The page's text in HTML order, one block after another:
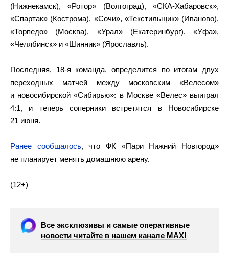
(Нижнекамск), «Ротор» (Волгоград), «СКА-Хабаровск»,
«Спартак» (Кострома), «Сочи», «Текстильщик» (Иваново),
«Торпедо» (Москва), «Урал» (Екатеринбург), «Уфа»,
«Челябинск» и «Шинник» (Ярославль).
Последняя, 18‑я команда, определится по итогам двух
переходных матчей между московским «Велесом»
и новосибирской «Сибирью»: в Москве «Велес» выиграл
4:1, и теперь соперники встретятся в Новосибирске
21 июня.
Ранее сообщалось, что ФК «Пари Нижний Новгород»
не планирует менять домашнюю арену.
(12+)
Все эксклюзивы и самые оперативные
новости читайте в нашем канале МАХ!